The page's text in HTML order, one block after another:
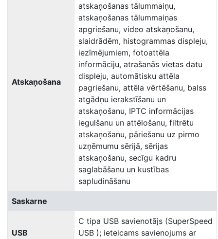
Atskaņošana
atskaņošanas tālummaiņu,
atskaņošanas tālummaiņas
apgriešanu, video atskaņošanu,
slaidrādēm, histogrammas displeju,
iezīmējumiem, fotoattēla
informāciju, atrašanās vietas datu
displeju, automātisku attēla
pagriešanu, attēla vērtēšanu, balss
atgādņu ierakstīšanu un
atskaņošanu, IPTC informācijas
iegulšanu un attēlošanu, filtrētu
atskaņošanu, pāriešanu uz pirmo
uzņēmumu sērijā, sērijas
atskaņošanu, secīgu kadru
saglabāšanu un kustības
sapludināšanu
Saskarne
USB
C tipa USB savienotājs (SuperSpeed
USB ); ieteicams savienojums ar